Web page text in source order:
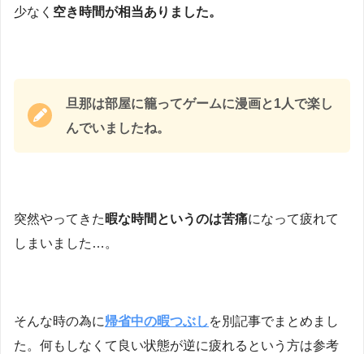
少なく 空き時間が相当ありました。
旦那は部屋に籠ってゲームに漫画と1人で楽し
んでいましたね。
突然やってきた 暇な時間というのは苦痛になって疲れて
しまいました…。
そんな時の為に帰省中の暇つぶし を別記事でまとめまし
た。何もしなくて良い状態が逆に疲れるという方は参考